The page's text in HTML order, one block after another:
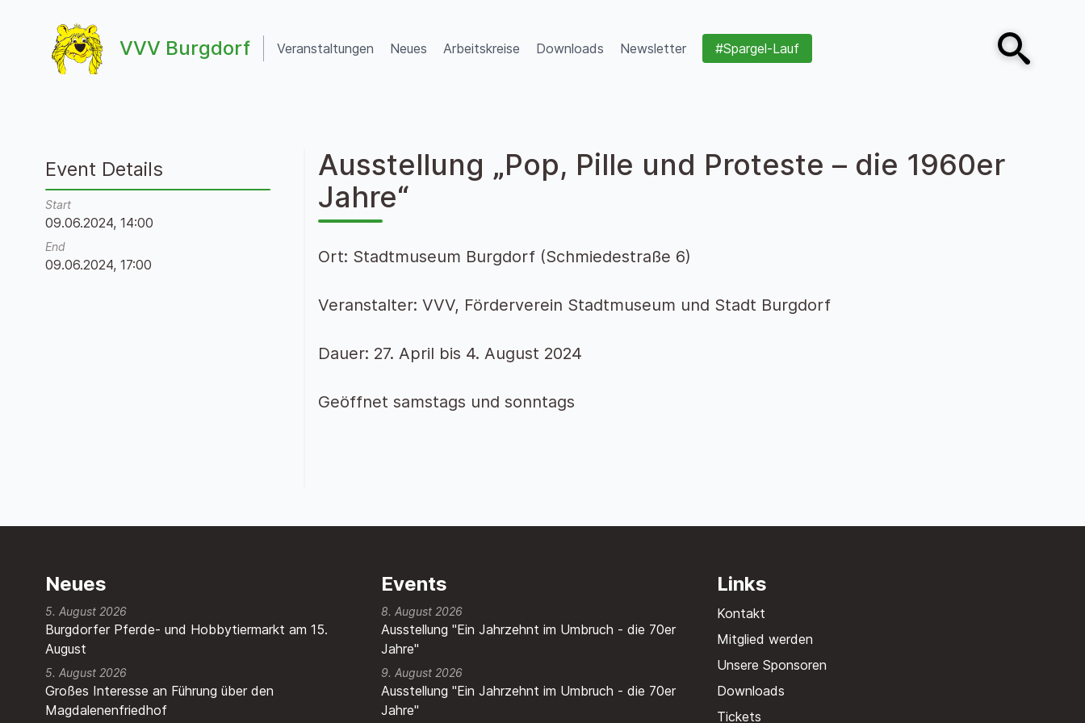
VVV Burgdorf
VVV Burgdorf
Veranstaltungen Neues Arbeitskreise Downloads Newsletter #Spargel-Lauf
Open search
Ausstellung „Pop, Pille und Proteste – die 1960er
Jahre“
Ort: Stadtmuseum Burgdorf (Schmiedestraße 6)
Veranstalter: VVV, Förderverein Stadtmuseum und Stadt Burgdorf
Dauer: 27. April bis 4. August 2024
Geöffnet samstags und sonntags
Event Details
Start
09.06.2024, 14:00
End
09.06.2024, 17:00
Neues
Burgdorfer Pferde- und Hobbytiermarkt am 15.
August
5. August 2026
Großes Interesse an Führung über den
Magdalenenfriedhof
5. August 2026
Events
8. August 2026
Ausstellung "Ein Jahrzehnt im Umbruch - die 70er
Jahre"
9. August 2026
Ausstellung "Ein Jahrzehnt im Umbruch - die 70er
Jahre"
Links
Kontakt
Mitglied werden
Unsere Sponsoren
Downloads
Tickets